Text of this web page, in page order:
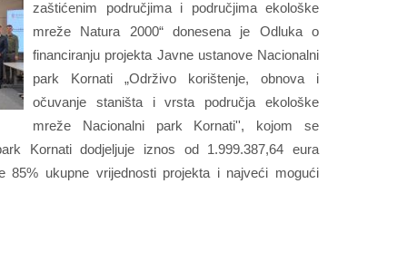
zaštićenim područjima i područjima ekološke
mreže Natura 2000“ donesena je Odluka o
financiranju projekta Javne ustanove Nacionalni
park Kornati „Održivo korištenje, obnova i
očuvanje staništa i vrsta područja ekološke
mreže Nacionalni park Kornati'', kojom se
Kornati dodjeljuje iznos od 1.999.387,64 eura
85% ukupne vrijednosti projekta i najveći mogući